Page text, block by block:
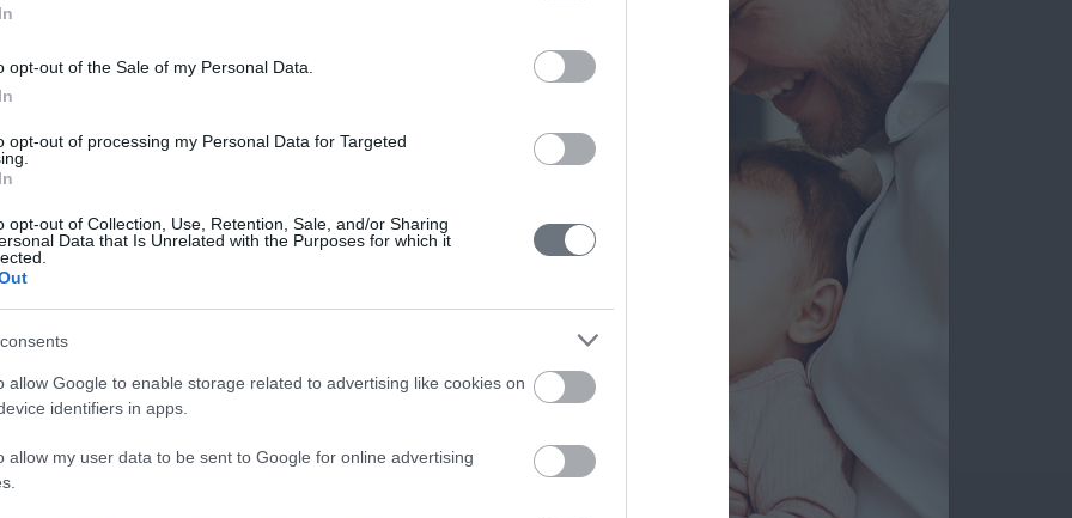
opt-out of the Sale of my Personal Data.
opt-out of processing my Personal Data for Targeted
opt-out of Collection, Use, Retention, Sale, and/or Sharing
Data that Is Unrelated with the Purposes for which it
allow Google to enable storage related to advertising like cookies on
identifiers in apps.
allow my user data to be sent to Google for online advertising